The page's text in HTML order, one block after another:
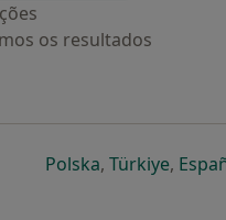
os resultados
Polskaabre num
, Türkiyeabre
,